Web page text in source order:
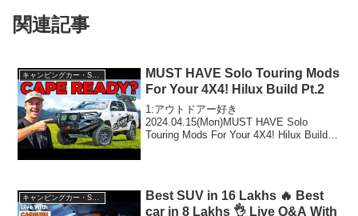
関連記事
キャンピングカー・SUV人気車種
MUST HAVE Solo Touring Mods
For Your 4X4! Hilux Build Pt.2
1:アウトドアー好き
2024.04.15(Mon)MUST HAVE Solo
Touring Mods For Your 4X4! Hilux Build
Best SUV in 16 Lakhs 🔥 Best
car in 8 Lakhs 👌 Live Q&A With